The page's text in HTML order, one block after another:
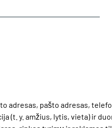
adresas, pašto adresas,
(t. y. amžius, lytis, vieta) ir